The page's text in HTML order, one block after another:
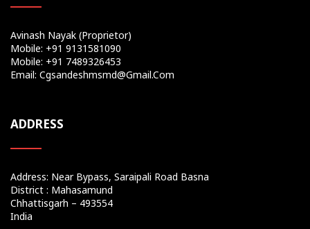
Avinash Nayak (Proprietor)
Mobile: +91 9131581090
Mobile: +91 7489326453
Email: Cgsandeshmsmd@gmail.com
ADDRESS
Address: Near Bypass, Saraipali Road Basna
District : Mahasamund
Chhattisgarh – 493554
India